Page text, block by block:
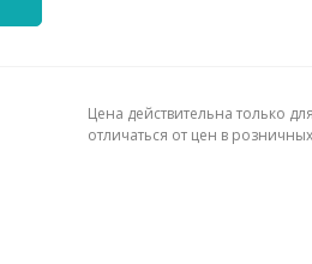
Цена действительна только
отличаться от цен в